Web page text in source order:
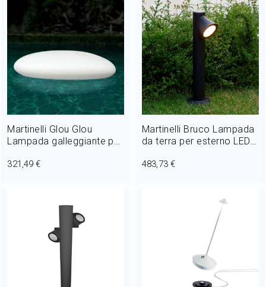
Martinelli Glou Glou
Lampada galleggiante per
321,49 €
Martinelli Bruco Lampada
da terra per esterno LED
483,73 €